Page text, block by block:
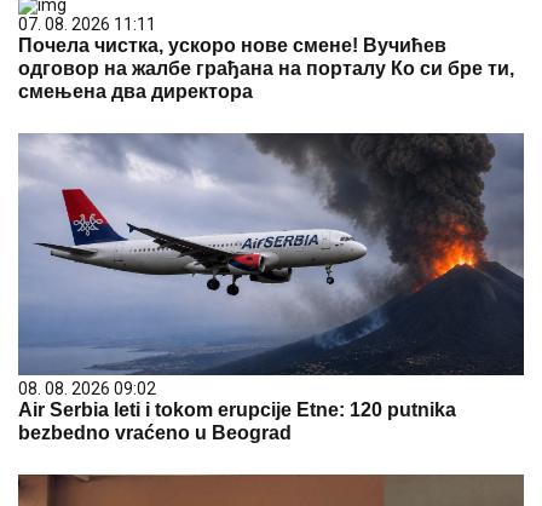
07. 08. 2026 11:11
Почела чистка, ускоро нове смене! Вучићев
одговор на жалбе грађана на порталу Ко си бре ти,
смењена два директора
08. 08. 2026 09:02
Air Serbia leti i tokom erupcije Etne: 120 putnika
bezbedno vraćeno u Beograd